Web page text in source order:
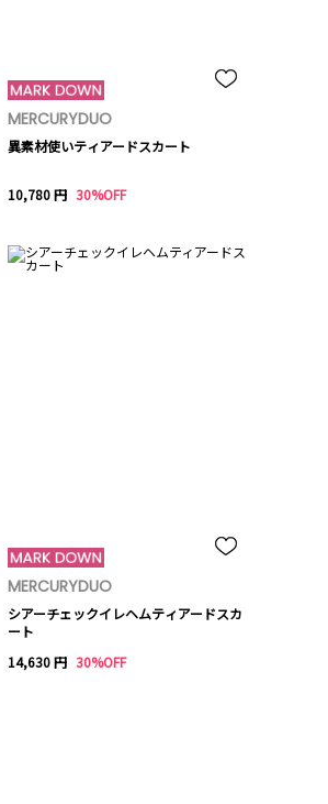
MERCURYDUO
異素材使いティアードスカート
10,780 円 30%OFF
MERCURYDUO
シアーチェックイレヘムティアードスカ
ート
14,630 円 30%OFF